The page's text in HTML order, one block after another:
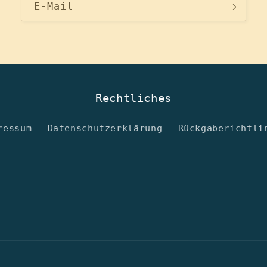
E-Mail
Rechtliches
Datenschutzerklärung